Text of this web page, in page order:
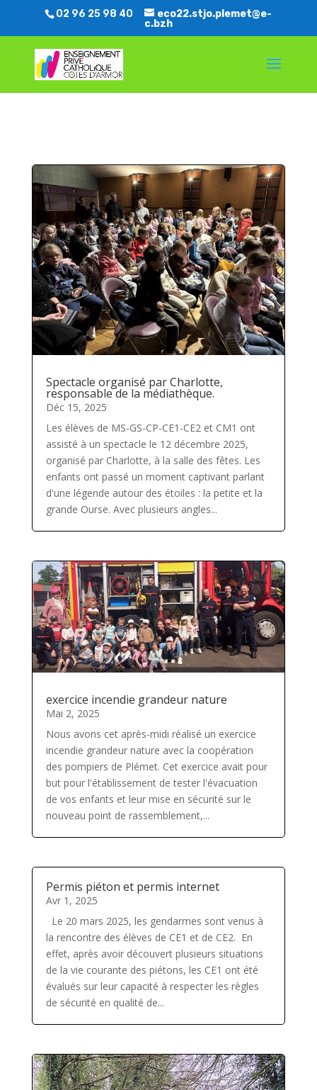
02 96 25 98 40
eco22.stjo.plemet@e-
c.bzh
Spectacle organisé par Charlotte,
responsable de la médiathèque.
Déc 15, 2025
Les élèves de MS-GS-CP-CE1-CE2 et CM1 ont
assisté à un spectacle le 12 décembre 2025,
organisé par Charlotte, à la salle des fêtes. Les
enfants ont passé un moment captivant parlant
d'une légende autour des étoiles : la petite et la
grande Ourse. Avec plusieurs angles...
exercice incendie grandeur nature
Mai 2, 2025
Nous avons cet après-midi réalisé un exercice
incendie grandeur nature avec la coopération
des pompiers de Plémet. Cet exercice avait pour
but pour l'établissement de tester l'évacuation
de vos enfants et leur mise en sécurité sur le
nouveau point de rassemblement,...
Permis piéton et permis internet
Avr 1, 2025
Le 20 mars 2025, les gendarmes sont venus à
la rencontre des élèves de CE1 et de CE2. En
effet, après avoir découvert plusieurs situations
de la vie courante des piétons, les CE1 ont été
évalués sur leur capacité à respecter les règles
de sécurité en qualité de...